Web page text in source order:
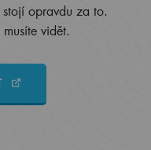
opravdu za to.
vidět.